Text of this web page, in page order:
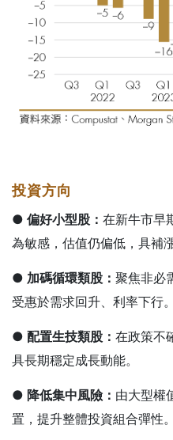
投資方向
● 偏好小型股： 在新牛市早
為敏感，估值仍偏低，具補
● 加碼循環類股： 聚焦非必
受惠於需求回升、利率下行。
● 配置生技類股： 在政策不
具長期穩定成長動能。
● 降低集中風險： 由大型權
置，提升整體投資組合彈性。